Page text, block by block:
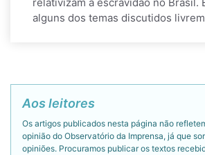
alguns dos temas discutidos
Aos leitores
Os artigos publicados nesta página não
opinião do Observatório da Imprensa, já que
opiniões. Procuramos publicar os textos